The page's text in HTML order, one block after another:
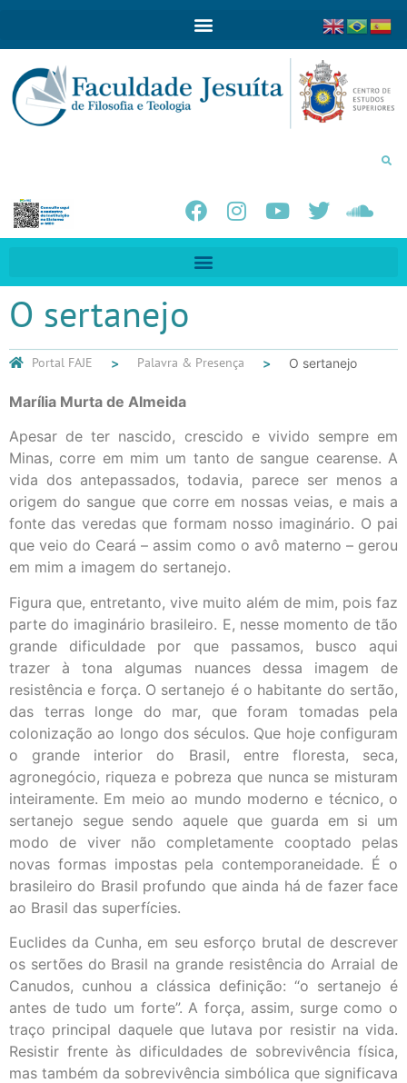
O sertanejo
Portal FAJE Palavra & Presença O sertanejo
Marília Murta de Almeida
Apesar de ter nascido, crescido e vivido sempre em
Minas, corre em mim um tanto de sangue cearense. A
vida dos antepassados, todavia, parece ser menos a
origem do sangue que corre em nossas veias, e mais a
fonte das veredas que formam nosso imaginário. O pai
que veio do Ceará – assim como o avô materno – gerou
em mim a imagem do sertanejo.
Figura que, entretanto, vive muito além de mim, pois faz
parte do imaginário brasileiro. E, nesse momento de tão
grande dificuldade por que passamos, busco aqui
trazer à tona algumas nuances dessa imagem de
resistência e força. O sertanejo é o habitante do sertão,
das terras longe do mar, que foram tomadas pela
colonização ao longo dos séculos. Que hoje configuram
o grande interior do Brasil, entre floresta, seca,
agronegócio, riqueza e pobreza que nunca se misturam
inteiramente. Em meio ao mundo moderno e técnico, o
sertanejo segue sendo aquele que guarda em si um
modo de viver não completamente cooptado pelas
novas formas impostas pela contemporaneidade. É o
brasileiro do Brasil profundo que ainda há de fazer face
ao Brasil das superfícies.
Euclides da Cunha, em seu esforço brutal de descrever
os sertões do Brasil na grande resistência do Arraial de
Canudos, cunhou a clássica definição: “o sertanejo é
antes de tudo um forte”. A força, assim, surge como o
traço principal daquele que lutava por resistir na vida.
Resistir frente às dificuldades de sobrevivência física,
mas também da sobrevivência simbólica que significava